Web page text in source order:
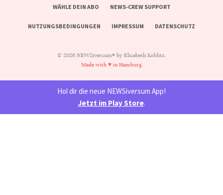
WÄHLE DEIN ABO NEWS-CREW SUPPORT
NUTZUNGSBEDINGUNGEN IMPRESSUM DATENSCHUTZ
© 2026 NEWSiversum® by Elisabeth Koblitz.
Made with ♥ in Hamburg
Hol dir die neue NEWSiversum App!
Jetzt im Play Store.